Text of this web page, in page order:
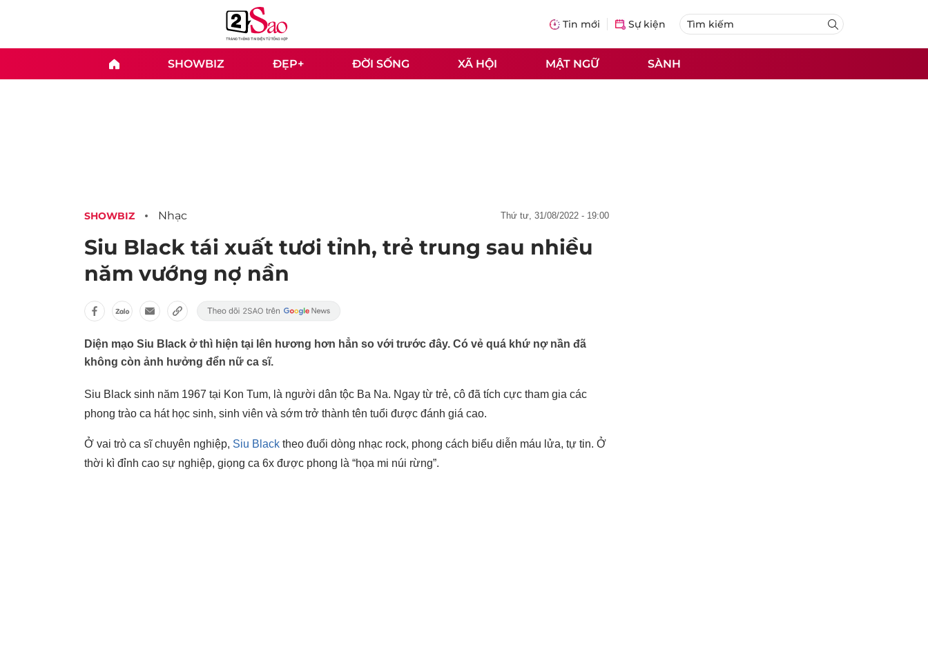
Tin mới Sự kiện
SHOWBIZ ĐẸP+ ĐỜI SỐNG XÃ HỘI MẬT NGỮ SÀNH
SHOWBIZ Nhạc thứ tư, 31/08/2022 - 19:00
Siu Black tái xuất tươi tỉnh, trẻ trung sau nhiều
năm vướng nợ nần
Diện mạo Siu Black ở thì hiện tại lên hương hơn hẳn so với trước đây. Có vẻ quá khứ nợ nần đã
không còn ảnh hưởng đển nữ ca sĩ.
Siu Black sinh năm 1967 tại Kon Tum, là người dân tộc Ba Na. Ngay từ trẻ, cô đã tích cực tham gia các
phong trào ca hát học sinh, sinh viên và sớm trở thành tên tuổi được đánh giá cao.
Ở vai trò ca sĩ chuyên nghiệp, Siu Black theo đuổi dòng nhạc rock, phong cách biểu diễn máu lửa, tự tin. Ở
thời kì đỉnh cao sự nghiệp, giọng ca 6x được phong là “họa mi núi rừng”.